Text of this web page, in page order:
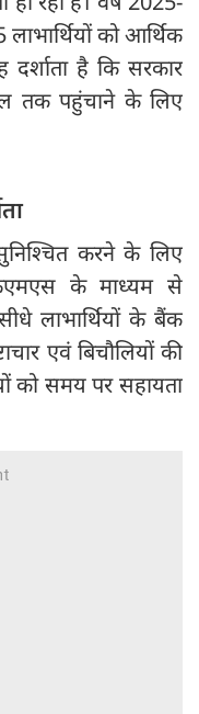
को आर्थिक
दर्शाता है कि सरकार
तक पहुंचाने के लिए
करने के लिए
के माध्यम से
सीधे लाभार्थियों के बैंक
एवं बिचौलियों की
को समय पर सहायता